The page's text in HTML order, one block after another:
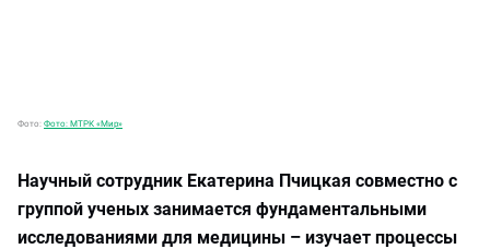
Фото: Фото: МТРК «Мир»
Научный сотрудник Екатерина Пчицкая совместно с
группой ученых занимается фундаментальными
исследованиями для медицины – изучает процессы